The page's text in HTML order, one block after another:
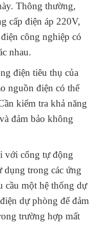
Thông thường,
cấp điện áp 220V,
công nghiệp có
nhau.
điện tiêu thụ của
nguồn điện có thể
kiểm tra khả năng
đảm bảo không
với cổng tự động
dụng trong các ứng
cầu một hệ thống dự
dự phòng để đảm
trường hợp mất